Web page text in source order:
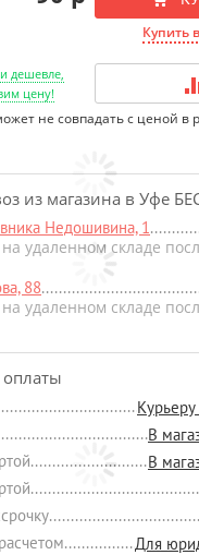
Купить
дешевле,
цену!
не совпадать с ценой в
из магазина в Уфе
Недошивина, 1
удаленном складе
88
удаленном складе
В
В
Для